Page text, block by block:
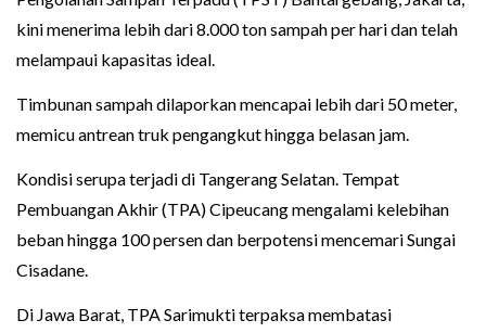
kini menerima lebih dari 8.000 ton sampah per hari dan telah
melampaui kapasitas ideal.
Timbunan sampah dilaporkan mencapai lebih dari 50 meter,
memicu antrean truk pengangkut hingga belasan jam.
Kondisi serupa terjadi di Tangerang Selatan. Tempat
Pembuangan Akhir (TPA) Cipeucang mengalami kelebihan
beban hingga 100 persen dan berpotensi mencemari Sungai
Cisadane.
Di Jawa Barat, TPA Sarimukti terpaksa membatasi